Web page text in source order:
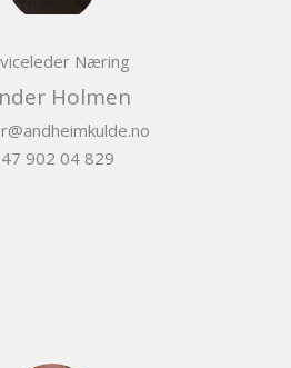
Næring
Holmen
902 04 829